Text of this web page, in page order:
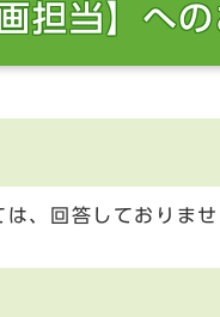
担当】へ
、回答しておりませ